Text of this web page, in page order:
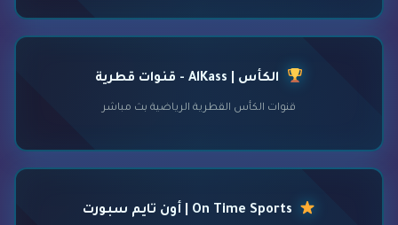
الكأس | AlKass - قنوات قطرية
قنوات الكأس القطرية الرياضية بث مباشر